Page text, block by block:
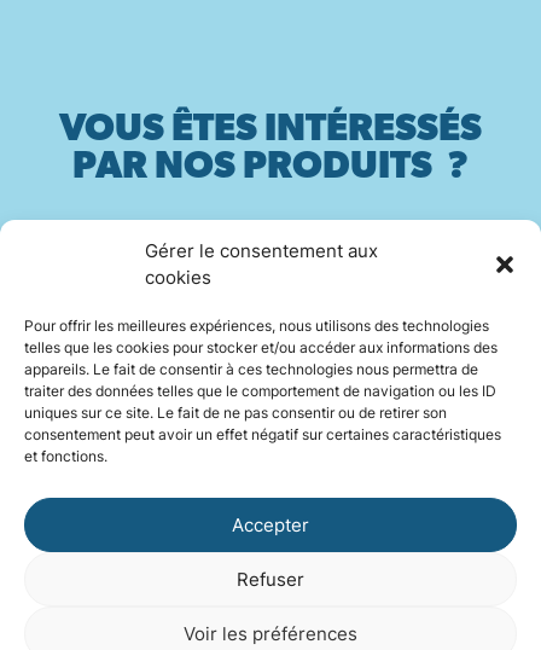
Gérer le consentement aux
cookies
Pour offrir les meilleures expériences, nous utilisons des technologies
telles que les cookies pour stocker et/ou accéder aux informations des
appareils. Le fait de consentir à ces technologies nous permettra de
traiter des données telles que le comportement de navigation ou les ID
uniques sur ce site. Le fait de ne pas consentir ou de retirer son
consentement peut avoir un effet négatif sur certaines caractéristiques
et fonctions.
Accepter
Refuser
Voir les préférences
VOUS ÊTES INTÉRESSÉS
PAR NOS PRODUITS ?
Contactez-nous
INSTAGRAM
Mentions légalesPolitique de cookies (UE)